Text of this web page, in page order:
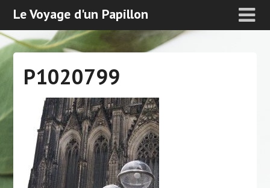
Le Voyage d'un Papillon
P1020799